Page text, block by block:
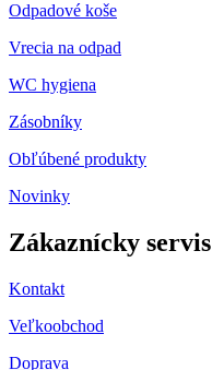
Odpadové koše
Vrecia na odpad
WC hygiena
Zásobníky
Obľúbené produkty
Novinky
Zákaznícky servis
Kontakt
Veľkoobchod
Doprava